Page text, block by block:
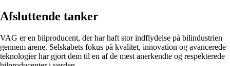
Afsluttende tanker
VAG er en bilproducent, der har haft stor indflydelse på bilindustrien
gennem årene. Selskabets fokus på kvalitet, innovation og avancerede
teknologier har gjort dem til en af de mest anerkendte og respekterede